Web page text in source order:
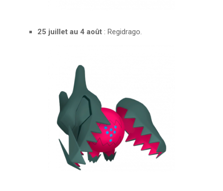
25 juillet au 4 août : Regidrago.